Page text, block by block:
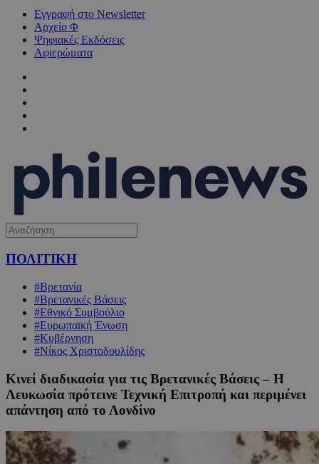
Εγγραφή στο Newsletter
Αρχείο Φ
Ψηφιακές Εκδόσεις
Αφιερώματα
ΠΟΛΙΤΙΚΗ
#Βρετανία
#Βρετανικές Βάσεις
#Εθνικό Συμβούλιο
#Ευρωπαϊκή Ένωση
#Κυβέρνηση
#Νίκος Χριστοδουλίδης
Κινεί διαδικασία για τις Βρετανικές Βάσεις – Η
Λευκωσία πρότεινε Τεχνική Επιτροπή και περιμένει
απάντηση από το Λονδίνο